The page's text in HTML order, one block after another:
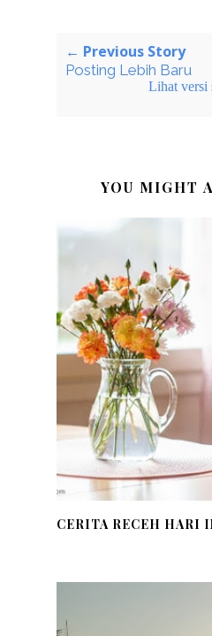
← Previous Story
Posting Lebih Baru
Lihat versi
YOU MIGHT
CERITA RECEH HARI